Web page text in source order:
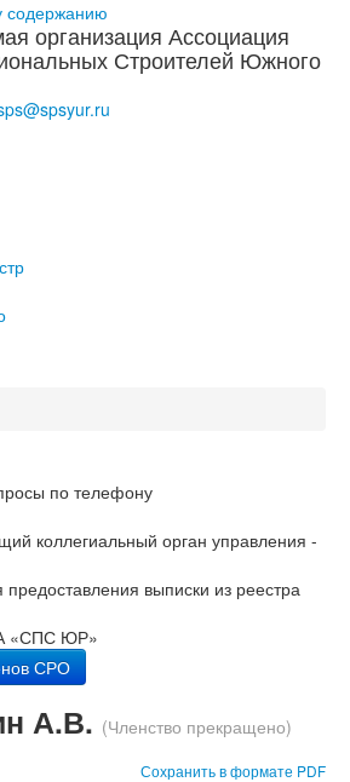
содержанию
организация Ассоциация
Строителей Южного
spsyur.ru
по телефону
коллегиальный орган управления -
предоставления выписки из реестра
«СПС ЮР»
СРО
А.В. (Членство прекращено)
Сохранить в формате PDF